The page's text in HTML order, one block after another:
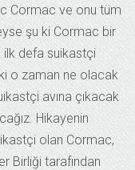
Cormac ve onu tüm
şu ki Cormac bir
ilk defa suikastçi
o zaman ne olacak
avına çıkacak
Hikayenin
olan Cormac,
Birliği tarafından